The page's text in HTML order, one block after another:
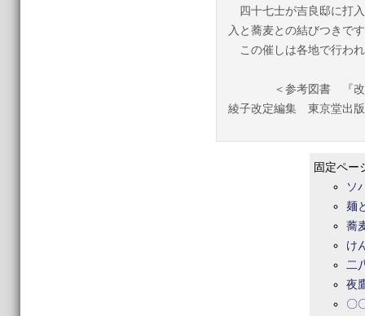
四十七士が吉良邸に打
入と蕎麦との結びつきで
この催しは各地で行わ
＜参考図書 『改定
綾子改定編集 東京堂出
固定ペー
ソ
麺
蕎
け
二
夜
〇